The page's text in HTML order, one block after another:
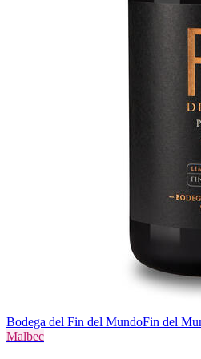
Bodega del Fin del MundoFin del
Malbec